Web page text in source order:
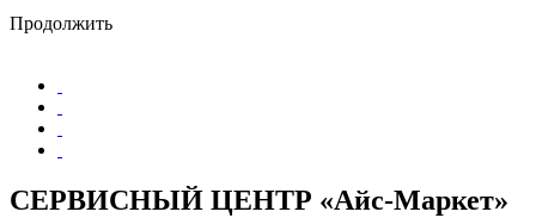
Продолжить
СЕРВИСНЫЙ ЦЕНТР «Айс-Маркет»